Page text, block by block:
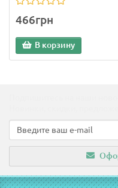
466грн
В корзину